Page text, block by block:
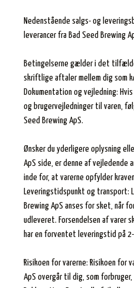
Nedenstående salgs- og
leverancer fra Bad Seed Brewing
Betingelserne gælder i det
skriftlige aftaler mellem dig som
Dokumentation og vejledning:
og brugervejledninger til varen,
Seed Brewing ApS.
Ønsker du yderligere oplysning
ApS side, er denne af vejledende
inde for, at varerne opfylder
Leveringstidspunkt og transport:
Brewing ApS anses for sket, når
udleveret. Forsendelsen af varer
har en forventet leveringstid på
Risikoen for varerne: Risikoen for
ApS overgår til dig, som